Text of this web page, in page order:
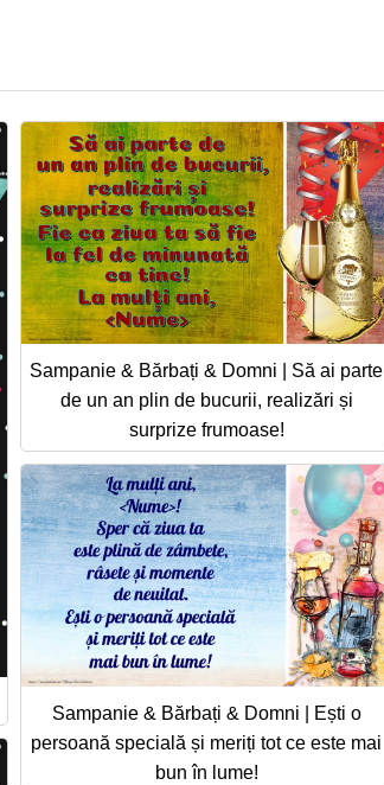
Sampanie & Bărbați & Domni | Să ai parte
de un an plin de bucurii, realizări și
surprize frumoase!
Sampanie & Bărbați & Domni | Ești o
persoană specială și meriți tot ce este mai
bun în lume!